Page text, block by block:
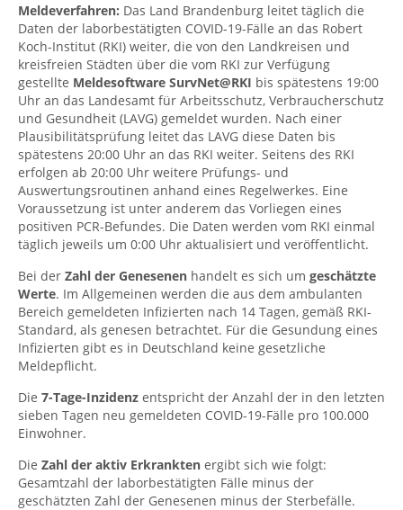
Meldeverfahren: Das Land Brandenburg leitet täglich die
Daten der laborbestätigten COVID-19-Fälle an das Robert
Koch-Institut (RKI) weiter, die von den Landkreisen und
kreisfreien Städten über die vom RKI zur Verfügung
gestellte Meldesoftware SurvNet@RKI bis spätestens 19:00
Uhr an das Landesamt für Arbeitsschutz, Verbraucherschutz
und Gesundheit (LAVG) gemeldet wurden. Nach einer
Plausibilitätsprüfung leitet das LAVG diese Daten bis
spätestens 20:00 Uhr an das RKI weiter. Seitens des RKI
erfolgen ab 20:00 Uhr weitere Prüfungs- und
Auswertungsroutinen anhand eines Regelwerkes. Eine
Voraussetzung ist unter anderem das Vorliegen eines
positiven PCR-Befundes. Die Daten werden vom RKI einmal
täglich jeweils um 0:00 Uhr aktualisiert und veröffentlicht.
Bei der Zahl der Genesenen handelt es sich um geschätzte
Werte. Im Allgemeinen werden die aus dem ambulanten
Bereich gemeldeten Infizierten nach 14 Tagen, gemäß RKI-
Standard, als genesen betrachtet. Für die Gesundung eines
Infizierten gibt es in Deutschland keine gesetzliche
Meldepflicht.
Die 7-Tage-Inzidenz entspricht der Anzahl der in den letzten
sieben Tagen neu gemeldeten COVID-19-Fälle pro 100.000
Einwohner.
Die Zahl der aktiv Erkrankten ergibt sich wie folgt:
Gesamtzahl der laborbestätigten Fälle minus der
geschätzten Zahl der Genesenen minus der Sterbefälle.